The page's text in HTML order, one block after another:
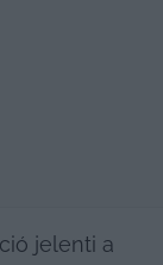
jelenti a